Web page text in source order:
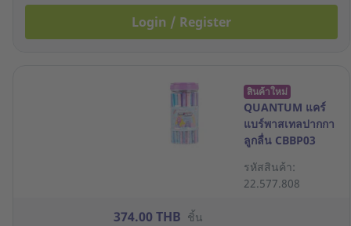
Login / Register
สินค้าใหม่
QUANTUM แคร์
แบร์พาสเทลปากกา
ลูกลื่น CBBP03
รหัสสินค้า:
22.577.808
374.00 THB ชิ้น